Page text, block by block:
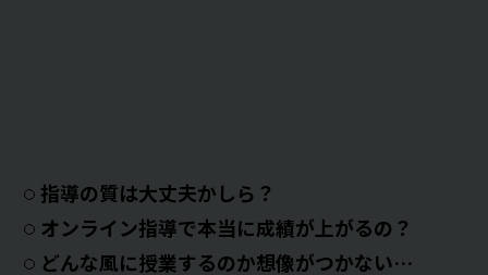
指導の質は大丈夫かしら？
オンライン指導で本当に成績が上がるの？
どんな風に授業するのか想像がつかない…